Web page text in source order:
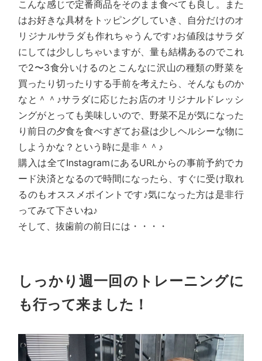
こんな感じで定番商品をそのまま食べても良し。また
はお好きな具材をトッピングしていき、自分だけのオ
リジナルサラダも作れちゃうんです♪お値段はサラダ
にしては少ししちゃいますが、量も結構あるのでこれ
で2〜3食分いけるのとこんなに沢山の種類の野菜を
買ったり切ったりする手前を考えたら、そんなものか
なと＾＾♪サラダに応じたお店のオリジナルドレッシ
ングがとっても美味しいので、野菜不足が気になった
り前日の夕食を食べすぎてお昼は少しヘルシーな物に
しようかな？という時に是非＾＾♪
購入は全てInstagramにあるURLからの事前予約でカ
ード決済となるので時間になったら、すぐに受け取れ
るのもオススメポイントです♪気になった方は是非行
ってみて下さいね♪
そして、抜歯前の前日には・・・・
しっかり週一回のトレーニングに
も行って来ました！